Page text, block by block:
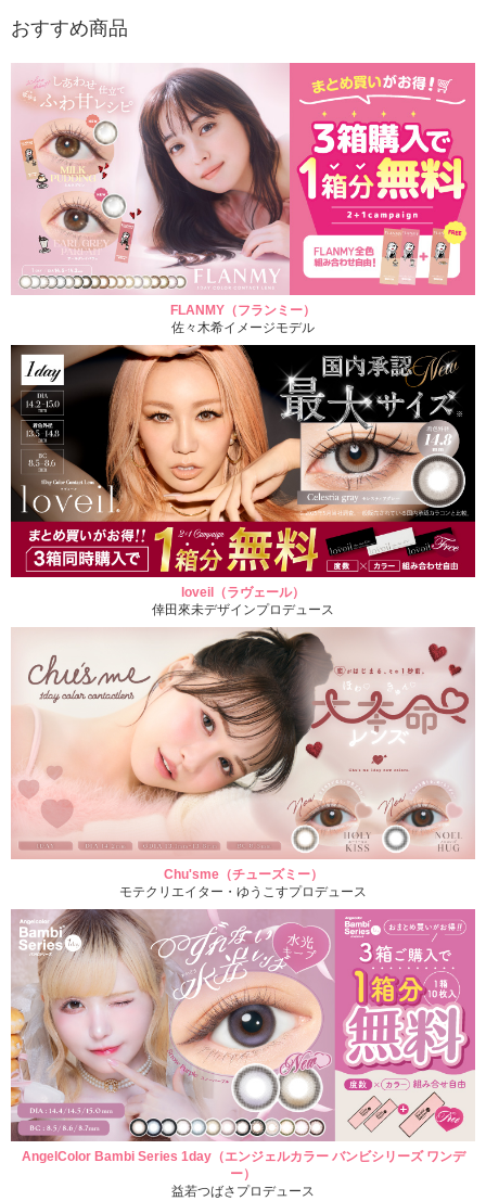
おすすめ商品
FLANMY（フランミー）
佐々木希イメージモデル
loveil（ラヴェール）
倖田來未デザインプロデュース
Chu'sme（チューズミー）
モテクリエイター・ゆうこすプロデュース
AngelColor Bambi Series 1day（エンジェルカラー バンビシリーズ ワンデ
ー）
益若つばさプロデュース